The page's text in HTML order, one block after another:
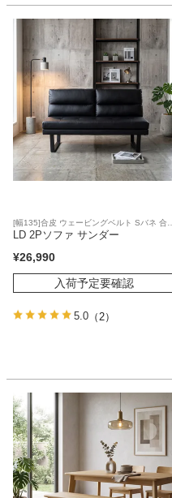
[幅135]合皮 ウェービングベルト Sバネ 合皮
座面
LD 2Pソファ サンダー
¥26,990
入荷予定要確認
5.0 （2）